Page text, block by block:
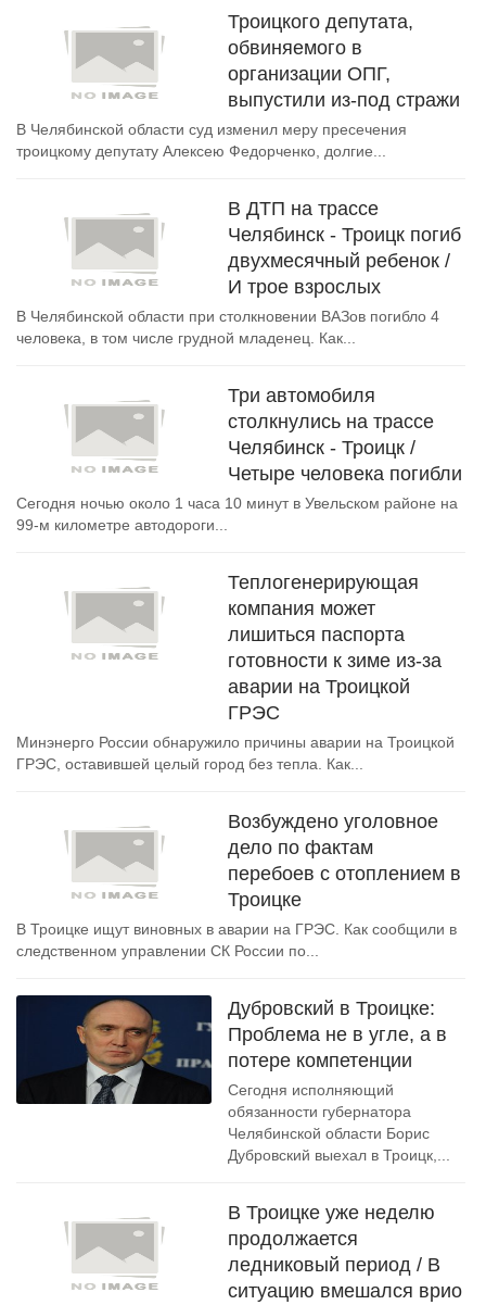
Троицкого депутата,
обвиняемого в
организации ОПГ,
выпустили из-под стражи
В Челябинской области суд изменил меру пресечения
троицкому депутату Алексею Федорченко, долгие...
В ДТП на трассе
Челябинск - Троицк погиб
двухмесячный ребенок /
И трое взрослых
В Челябинской области при столкновении ВАЗов погибло 4
человека, в том числе грудной младенец. Как...
Три автомобиля
столкнулись на трассе
Челябинск - Троицк /
Четыре человека погибли
Сегодня ночью около 1 часа 10 минут в Увельском районе на
99-м километре автодороги...
Теплогенерирующая
компания может
лишиться паспорта
готовности к зиме из-за
аварии на Троицкой
ГРЭС
Минэнерго России обнаружило причины аварии на Троицкой
ГРЭС, оставившей целый город без тепла. Как...
Возбуждено уголовное
дело по фактам
перебоев с отоплением в
Троицке
В Троицке ищут виновных в аварии на ГРЭС. Как сообщили в
следственном управлении СК России по...
Дубровский в Троицке:
Проблема не в угле, а в
потере компетенции
Сегодня исполняющий
обязанности губернатора
Челябинской области Борис
Дубровский выехал в Троицк,...
В Троицке уже неделю
продолжается
ледниковый период / В
ситуацию вмешался врио